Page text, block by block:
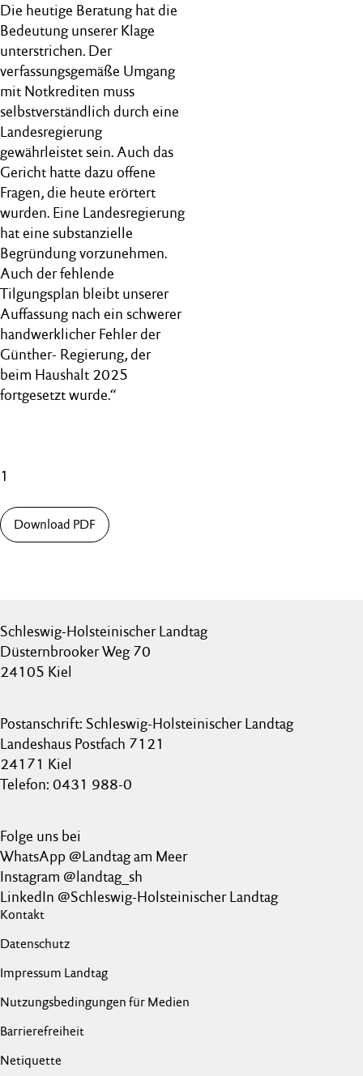
Die heutige Beratung hat die
Bedeutung unserer Klage
unterstrichen. Der
verfassungsgemäße Umgang
mit Notkrediten muss
selbstverständlich durch eine
Landesregierung
gewährleistet sein. Auch das
Gericht hatte dazu offene
Fragen, die heute erörtert
wurden. Eine Landesregierung
hat eine substanzielle
Begründung vorzunehmen.
Auch der fehlende
Tilgungsplan bleibt unserer
Auffassung nach ein schwerer
handwerklicher Fehler der
Günther- Regierung, der
beim Haushalt 2025
fortgesetzt wurde.“
1
Download PDF
Schleswig-Holsteinischer Landtag
Düsternbrooker Weg 70
24105 Kiel
Postanschrift: Schleswig-Holsteinischer Landtag
Landeshaus Postfach 7121
24171 Kiel
Telefon: 0431 988-0
Folge uns bei
WhatsApp @Landtag am Meer
Instagram @landtag_sh
LinkedIn @Schleswig-Holsteinischer Landtag
Kontakt
Datenschutz
Impressum Landtag
Nutzungsbedingungen für Medien
Barrierefreiheit
Netiquette